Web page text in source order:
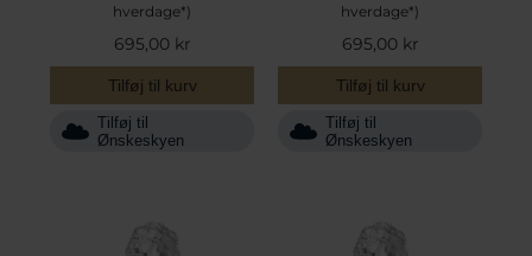
hverdage*)
695,00 kr
Tilføj til kurv
Tilføj til
Ønskeskyen
hverdage*)
695,00 kr
Tilføj til kurv
Tilføj til
Ønskeskyen